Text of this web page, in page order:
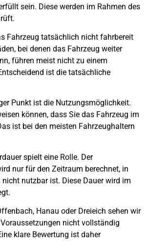
sein. Diese werden im Rahmen des
Fahrzeug tatsächlich nicht fahrbereit
bei denen das Fahrzeug weiter
führen meist nicht zu einem
ist die tatsächliche
Punkt ist die Nutzungsmöglichkeit.
können, dass Sie das Fahrzeug im
ist bei den meisten Fahrzeughaltern
spielt eine Rolle. Der
nur für den Zeitraum berechnet, in
nutzbar ist. Diese Dauer wird im
Hanau oder Dreieich sehen wir
nicht vollständig
klare Bewertung ist daher